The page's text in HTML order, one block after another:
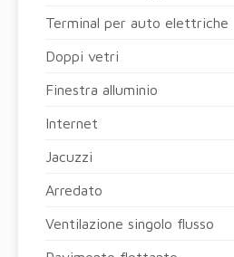
Terminal per auto elettriche
Doppi vetri
Finestra alluminio
Internet
Jacuzzi
Arredato
Ventilazione singolo flusso